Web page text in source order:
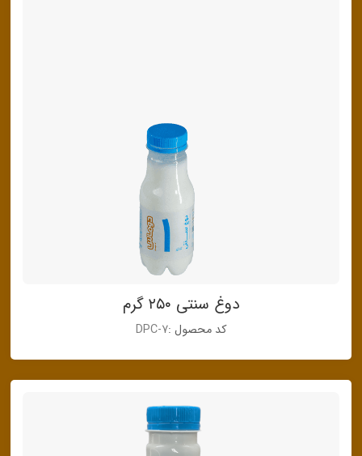
دوغ سنتی ۲۵۰ گرم
کد محصول :DPC-7